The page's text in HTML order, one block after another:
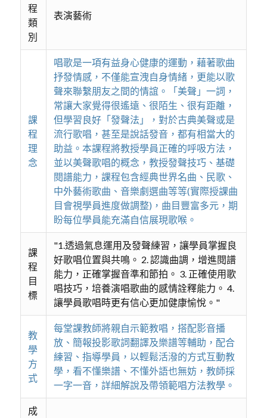
程
類
別
表演藝術
課
程
理
念
唱歌是一項有益身心健康的運動，藉著歌曲
抒發情感，不僅能宣洩自身情緒，更能以歌
聲來聯繫朋友之間的情誼。「美聲」一詞，
常讓大家覺得很遙遠、很陌生、很有距離，
但學習良好「發聲法」，對於古典美聲或是
流行歌唱，甚至是說話發音，都有相當大的
助益。本課程將教授學員正確的呼吸方法，
並以美聲歌唱的概念，教授發聲技巧、基礎
閱譜能力，課程包含經典世界名曲、民歌、
中外藝術歌曲、音樂劇選曲等等(實際授課曲
目會視學員進度做調整)，曲目豐富多元，期
盼每位學員能充滿自信展現歌喉。
課
程
目
標
"1.透過氣息運用及發聲練習，讓學員掌握良
好歌唱位置與共鳴。 2. 認識曲調，增進閱譜
能力，正確掌握音準和節拍。 3. 正確使用歌
唱技巧，培養演唱歌曲的感情詮釋能力。 4.
讓學員歌唱時更有信心更加健康愉悅。"
教
學
方
式
每堂課教師將親自示範教唱，搭配影音播
放、簡報投影歌詞翻譯及樂譜等輔助，配合
練習、指導學員，以輕鬆活潑的方式互動教
學，看不懂樂譜、不懂外語也無妨，教師採
一字一音，詳細解說及帶領範唱方法教學。
成